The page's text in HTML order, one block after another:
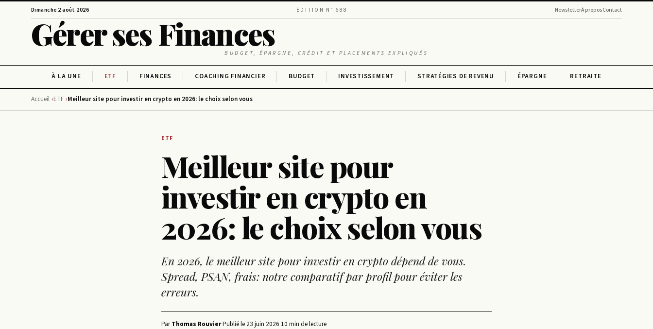
Dimanche 2 août 2026 ÉDITION N° 688 NewsletterÀ proposContact
Gérer ses Finances
BUDGET, ÉPARGNE, CRÉDIT ET PLACEMENTS EXPLIQUÉS
À LA UNE ETF FINANCES COACHING FINANCIER BUDGET INVESTISSEMENT STRATÉGIES DE REVENU ÉPARGNE RETRAITE
Accueil ETF Meilleur site pour investir en crypto en 2026: le choix selon vous
ETF
Meilleur site pour
investir en crypto en
2026: le choix selon vous
En 2026, le meilleur site pour investir en crypto dépend de vous.
Spread, PSAN, frais: notre comparatif par profil pour éviter les
erreurs.
ParThomas Rouvier·Publié le 23 juin 2026·10 min de lecture